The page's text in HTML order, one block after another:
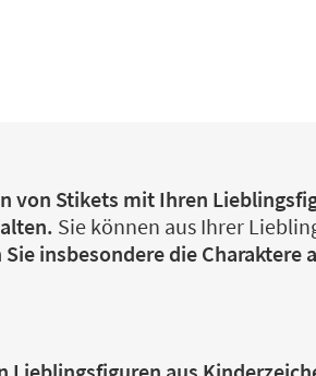
von Stikets mit Ihren
Sie können aus Ihrer
insbesondere die Charaktere